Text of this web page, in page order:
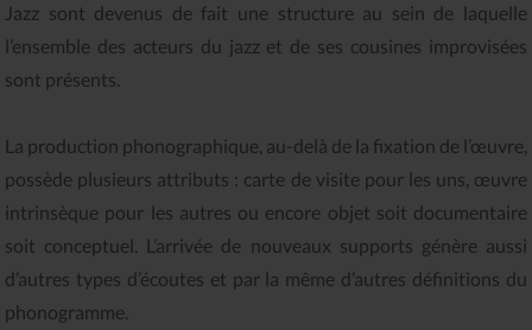
Jazz sont devenus de fait une structure au sein de laquelle
l’ensemble des acteurs du jazz et de ses cousines improvisées
sont présents.
La production phonographique, au-delà de la fixation de l’œuvre,
possède plusieurs attributs : carte de visite pour les uns, œuvre
intrinsèque pour les autres ou encore objet soit documentaire
soit conceptuel. L’arrivée de nouveaux supports génère aussi
d’autres types d’écoutes et par la même d’autres définitions du
phonogramme.